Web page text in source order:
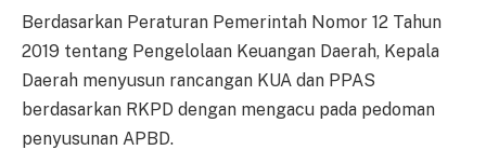
Berdasarkan Peraturan Pemerintah Nomor 12 Tahun
2019 tentang Pengelolaan Keuangan Daerah, Kepala
Daerah menyusun rancangan KUA dan PPAS
berdasarkan RKPD dengan mengacu pada pedoman
penyusunan APBD.